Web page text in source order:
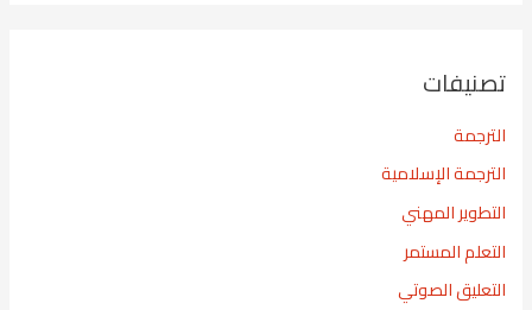
ث
ن
:
تصنيفات
الترجمة
الترجمة الإسلامية
التطوير المهني
التعلم المستمر
التعليق الصوتي